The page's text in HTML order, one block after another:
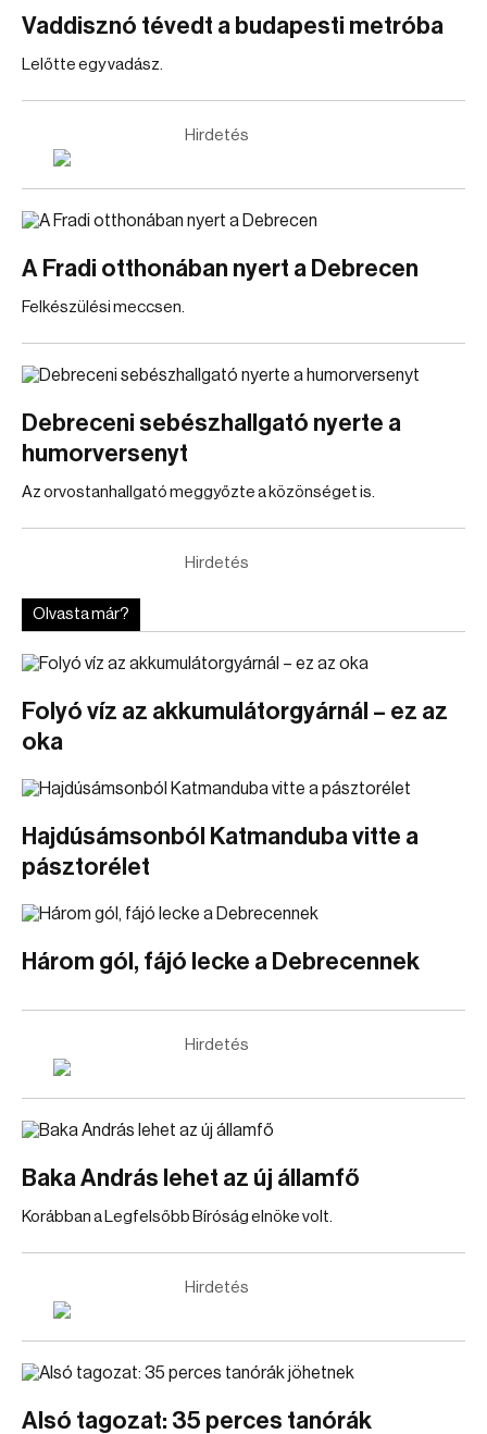
Vaddisznó tévedt a budapesti metróba
Lelőtte egy vadász.
Hirdetés
A Fradi otthonában nyert a Debrecen
Felkészülési meccsen.
Debreceni sebészhallgató nyerte a
humorversenyt
Az orvostanhallgató meggyőzte a közönséget is.
Hirdetés
Olvasta már?
Folyó víz az akkumulátorgyárnál – ez az
oka
Hajdúsámsonból Katmanduba vitte a
pásztorélet
Három gól, fájó lecke a Debrecennek
Hirdetés
Baka András lehet az új államfő
Korábban a Legfelsőbb Bíróság elnöke volt.
Hirdetés
Alsó tagozat: 35 perces tanórák